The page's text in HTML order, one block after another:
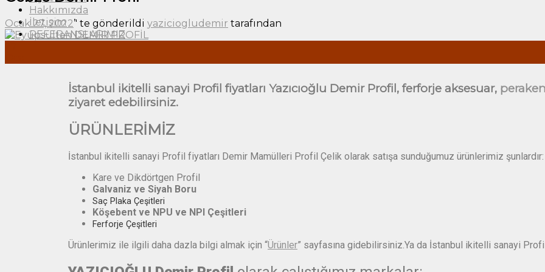
Hakkımızda
İletişim
REFERANSLARIMIZ
Ocak 27, 2022’' te gönderildi yaziciogludemir tarafından
İstanbul ikitelli sanayi Profil fiyatları Yazıcıoğlu Demir Profil, ferforje aksesuar,
ziyaret edebilirsiniz.
ÜRÜNLERİMİZ
İstanbul ikitelli sanayi Profil fiyatları Demir Mamülleri Profil Çelik olarak satışa sunduğumuz ürünlerimiz şunlardır:
Kare ve Dikdörtgen Profil
Galvaniz ve Siyah Boru
Saç Plaka Çeşitleri
Köşebent ve NPU ve NPI Çeşitleri
Ferforje Çeşitleri
Ürünlerimiz ile ilgili daha dazla bilgi almak için “Ürünler” sayfasına gidebilirsiniz.Ya da İstanbul ikitelli sanayi